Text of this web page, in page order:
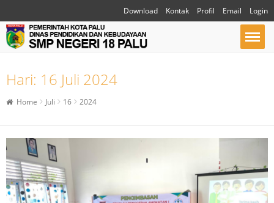
Download Kontak Profil Email Login
Hari: 16 Juli 2024
Home Juli 16 2024